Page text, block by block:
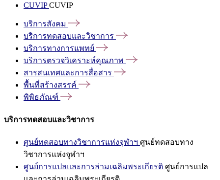
CUVIPCUVIP
บริการสังคม
บริการทดสอบและวิชาการ
บริการทางการแพทย์
บริการตรวจวิเคราะห์คุณภาพ
สารสนเทศและการสื่อสาร
พื้นที่สร้างสรรค์
พิพิธภัณฑ์
บริการทดสอบและวิชาการ
ศูนย์ทดสอบทางวิชาการแห่งจุฬาฯ ศูนย์ทดสอบทาง
วิชาการแห่งจุฬาฯ
ศูนย์การแปลและการล่ามเฉลิมพระเกียรติ ศูนย์การแปล